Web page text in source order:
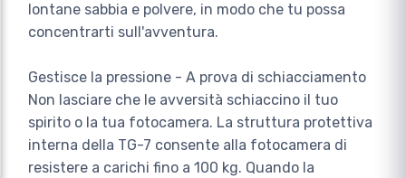
lontane sabbia e polvere, in modo che tu possa
concentrarti sull'avventura.
Gestisce la pressione - A prova di schiacciamento
Non lasciare che le avversità schiaccino il tuo
spirito o la tua fotocamera. La struttura protettiva
interna della TG-7 consente alla fotocamera di
resistere a carichi fino a 100 kg. Quando la